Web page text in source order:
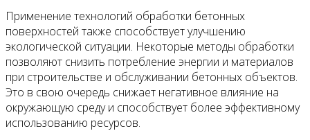
Применение технологий обработки бетонных
поверхностей также способствует улучшению
экологической ситуации. Некоторые методы обработки
позволяют снизить потребление энергии и материалов
при строительстве и обслуживании бетонных объектов.
Это в свою очередь снижает негативное влияние на
окружающую среду и способствует более эффективному
использованию ресурсов.